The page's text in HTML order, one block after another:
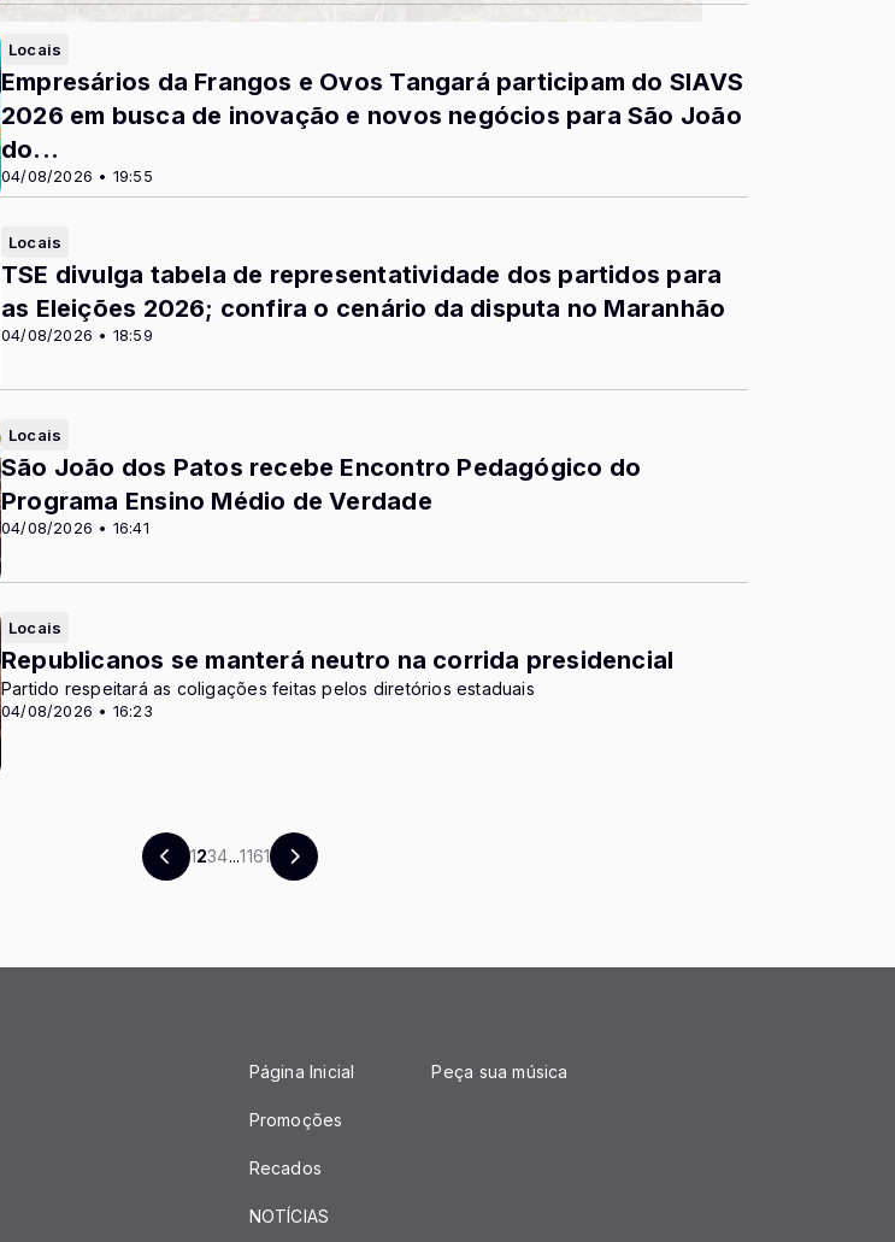
Locais
04/08/2026 • 19:55
Empresários da Frangos e Ovos Tangará participam do SIAVS
2026 em busca de inovação e novos negócios para São João
do...
Locais
04/08/2026 • 18:59
TSE divulga tabela de representatividade dos partidos para
as Eleições 2026; confira o cenário da disputa no Maranhão
Locais
04/08/2026 • 16:41
São João dos Patos recebe Encontro Pedagógico do
Programa Ensino Médio de Verdade
Locais
04/08/2026 • 16:23
Republicanos se manterá neutro na corrida presidencial
Partido respeitará as coligações feitas pelos diretórios estaduais
1234...1161
Página Inicial
Promoções
Recados
NOTÍCIAS
Peça sua música